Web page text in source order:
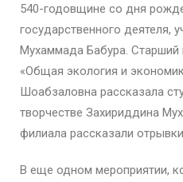
540-годовщине со дня
государственного деятеля,
Мухаммада Бабура.
«Общая экология и
Шоабзаловна рассказала
творчестве Захириддина
филиала рассказали
В еще одном мероприятии,